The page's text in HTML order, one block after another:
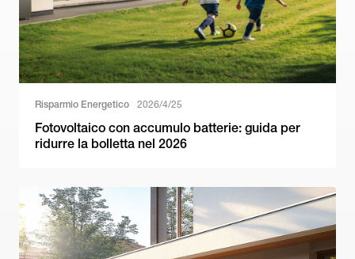
Risparmio Energetico 2026/4/25
Fotovoltaico con accumulo batterie: guida per
ridurre la bolletta nel 2026